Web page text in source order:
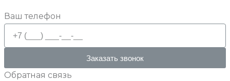
Ваш телефон
Заказать звонок
Обратная связь